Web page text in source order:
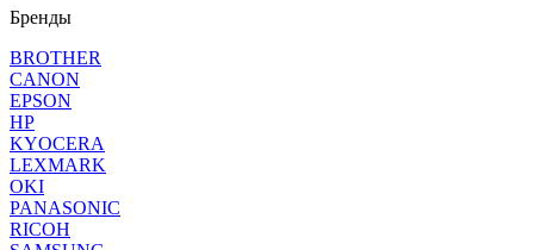
Бренды
BROTHER
CANON
EPSON
HP
KYOCERA
LEXMARK
OKI
PANASONIC
RICOH